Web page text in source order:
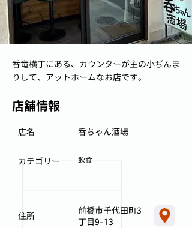
呑竜横丁にある、カウンターが主の小ぢんま
りして、アットホームなお店です。
店舗情報
呑ちゃん酒場
店名
飲食
カテゴリー
前橋市千代田町3
丁目9-13
住所